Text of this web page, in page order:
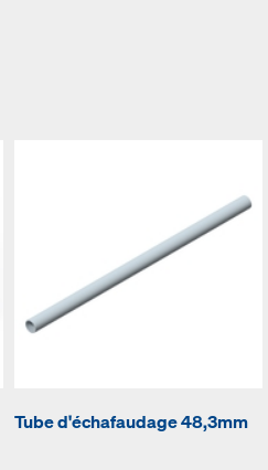
Tube d'échafaudage 48,3mm